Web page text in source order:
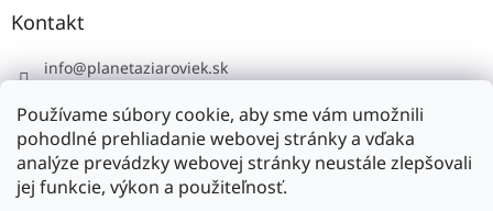
Používame súbory cookie, aby sme vám umožnili
pohodlné prehliadanie webovej stránky a vďaka
analýze prevádzky webovej stránky neustále zlepšovali
jej funkcie, výkon a použiteľnosť.
Kontakt
info@planetaziaroviek.sk